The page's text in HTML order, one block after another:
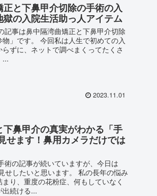
正と下鼻甲介切除の手術の入
の入院生活助っ人アイテム
記事は鼻中隔湾曲矯正と下鼻甲介切除
」です。 今回私は人生で初めての入
ずに、ネットで調べまくってたくさ
...
2023.11.01
下鼻甲介の真実がわかる「手
せます！鼻用カメラだけでは
術の記事が続いていますが、今日は
せしたいと思います。 私の長年の悩み
り、重度の花粉症、何もしていなく
続ける...